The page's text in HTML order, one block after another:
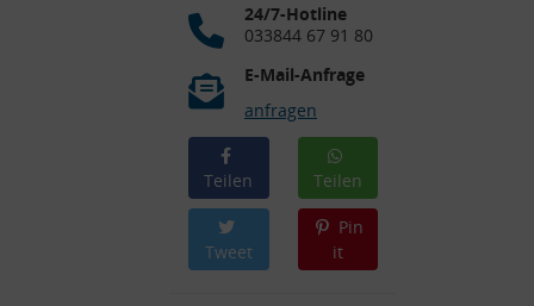
24/7-Hotline
033844 67 91 80
E-Mail-Anfrage
anfragen
Teilen Teilen
Tweet
Pin
it